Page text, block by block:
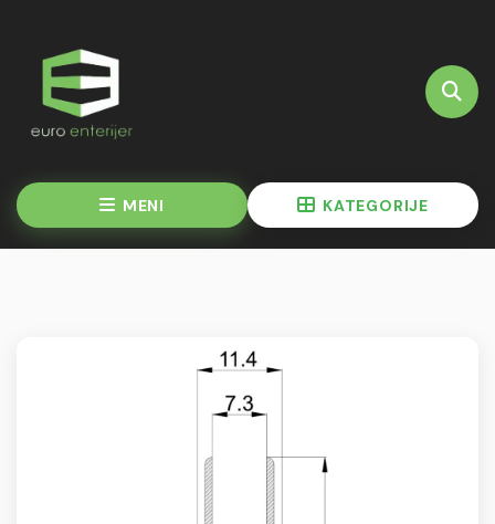
MENI KATEGORIJE